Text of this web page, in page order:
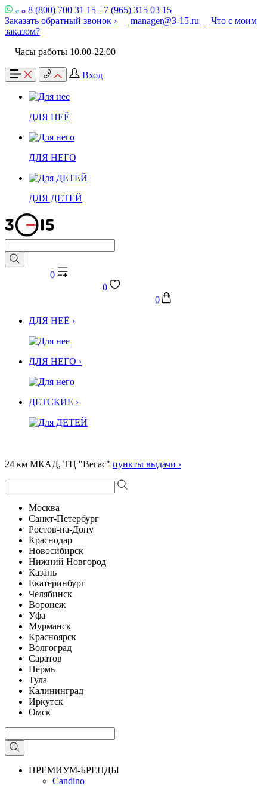
8 (800) 700 31 15 +7 (965) 315 03 15
Заказать обратный звонок ›
manager@3-15.ru
Что с моим
заказом?
Часы работы 10.00-22.00
Вход
ДЛЯ НЕЁ
ДЛЯ НЕГО
ДЛЯ ДЕТЕЙ
0
0
0
ДЛЯ НЕЁ ›
ДЛЯ НЕГО ›
ДЕТСКИЕ ›
24 км МКАД, ТЦ "Вегас" пункты выдачи ›
Москва
Санкт-Петербург
Ростов-на-Дону
Краснодар
Новосибирск
Нижний Новгород
Казань
Екатеринбург
Челябинск
Воронеж
Уфа
Мурманск
Красноярск
Волгоград
Саратов
Пермь
Тула
Калининград
Иркутск
Омск
ПРЕМИУМ-БРЕНДЫ
Candino